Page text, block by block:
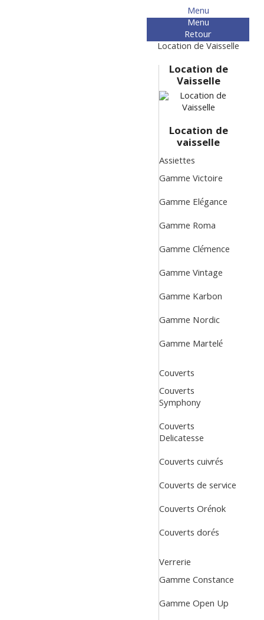
Menu
Menu
Retour
Location de Vaisselle
Location de
Vaisselle
Location de
vaisselle
Assiettes
Gamme Victoire
Gamme Elégance
Gamme Roma
Gamme Clémence
Gamme Vintage
Gamme Karbon
Gamme Nordic
Gamme Martelé
Couverts
Couverts
Symphony
Couverts
Delicatesse
Couverts cuivrés
Couverts de service
Couverts Orénok
Couverts dorés
Verrerie
Gamme Constance
Gamme Open Up